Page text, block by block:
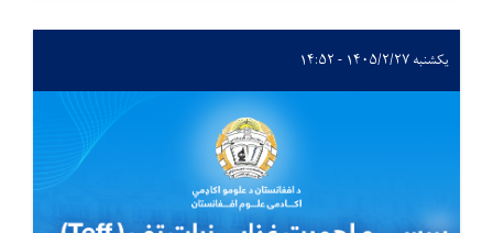
یکشنبه ۱۴۰۵/۲/۲۷ - ۱۴:۵۲